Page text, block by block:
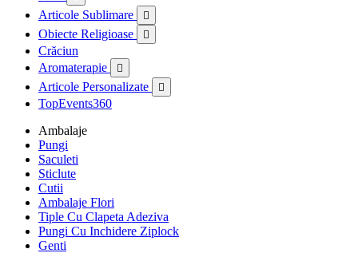
Articole Sublimare 
Obiecte Religioase 
Crăciun
Aromaterapie

Articole Personalizate 
TopEvents360
Ambalaje
Pungi
Saculeti
Sticlute
Cutii
Ambalaje Flori
Tiple Cu Clapeta Adeziva
Pungi Cu Inchidere Ziplock
Genti